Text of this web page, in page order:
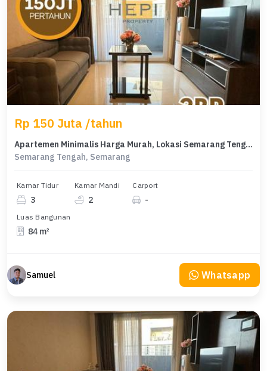
Rp 150 Juta /tahun
Apartemen Minimalis Harga Murah, Lokasi Semarang Tengah, Semarang
Semarang Tengah, Semarang
Kamar Tidur
3
Kamar Mandi
2
Carport
-
Luas Bangunan
84 m²
Samuel Whatsapp